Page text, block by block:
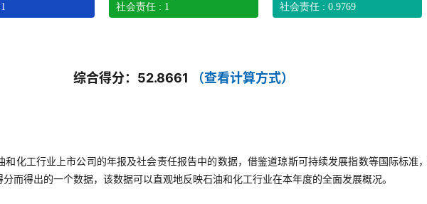
社会责任 : 1
社会责任 : 0.9769
综合得分：52.8661 （查看计算方式）
化工行业上市公司的年报及社会责任报告中的数据，借鉴道琼斯可持续发展指数等国际标准
而得出的一个数据，该数据可以直观地反映石油和化工行业在本年度的全面发展概况。